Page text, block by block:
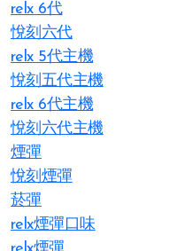
relx 6代
悅刻六代
relx 5代主機
悅刻五代主機
relx 6代主機
悅刻六代主機
煙彈
悅刻煙彈
菸彈
relx煙彈口味